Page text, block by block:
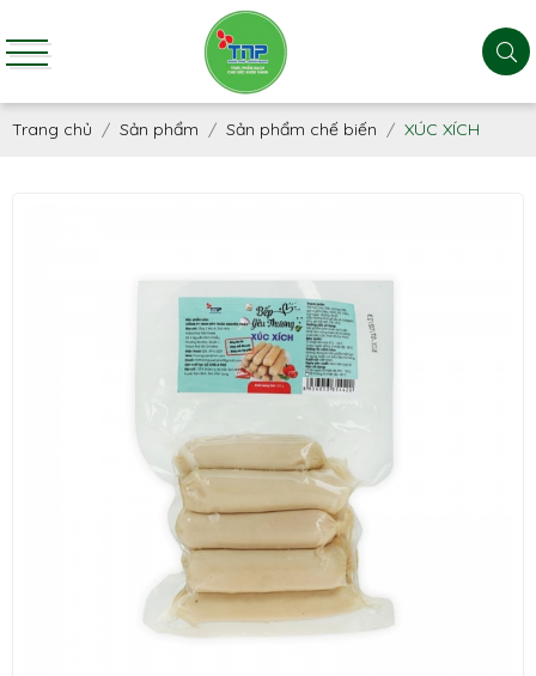
Trang chủ Sản phẩm Sản phẩm chế biến XÚC XÍCH